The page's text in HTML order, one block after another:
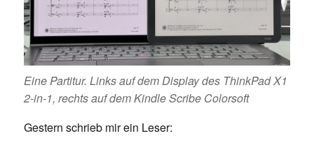
Eine Partitur. Links auf dem Display des ThinkPad X1
2-in-1, rechts auf dem Kindle Scribe Colorsoft
Gestern schrieb mir ein Leser: